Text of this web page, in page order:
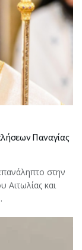
Παναγίας
στην
Αιτωλίας και